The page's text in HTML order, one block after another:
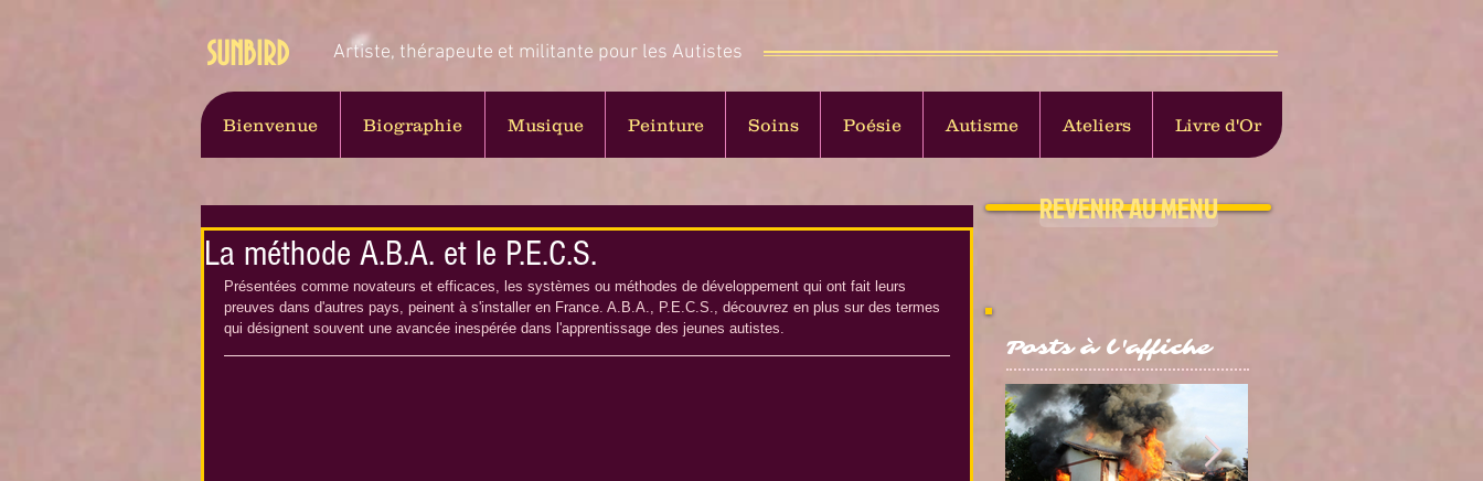
SUNBIRD Artiste, thérapeute et militante pour les Autistes
Bienvenue Biographie Musique Peinture Soins Poésie Autisme Ateliers Livre d'Or
La méthode A.B.A. et le P.E.C.S.
Présentées comme novateurs et efficaces, les systèmes ou méthodes de développement qui ont fait leurs
preuves dans d'autres pays, peinent à s'installer en France. A.B.A., P.E.C.S., découvrez en plus sur des termes
qui désignent souvent une avancée inespérée dans l'apprentissage des jeunes autistes.
REVENIR AU MENU
Posts à l'affiche